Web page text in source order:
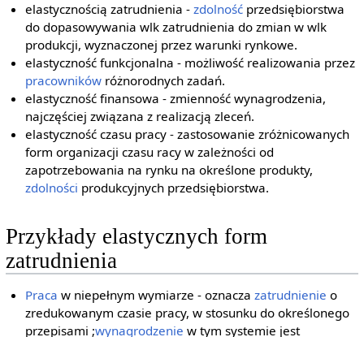
elastycznością zatrudnienia -zdolność przedsiębiorstwa
do dopasowywania wlk zatrudnienia do zmian w wlk
produkcji, wyznaczonej przez warunki rynkowe.
elastyczność funkcjonalna - możliwość realizowania przez
pracowników różnorodnych zadań.
elastyczność finansowa - zmienność wynagrodzenia,
najczęściej związana z realizacją zleceń.
elastyczność czasu pracy - zastosowanie zróżnicowanych
form organizacji czasu racy w zależności od
zapotrzebowania na rynku na określone produkty,
zdolności produkcyjnych przedsiębiorstwa.
Przykłady elastycznych form
zatrudnienia
Praca w niepełnym wymiarze - oznaczazatrudnienie o
zredukowanym czasie pracy, w stosunku do określonego
przepisami ;wynagrodzenie w tym systemie jest